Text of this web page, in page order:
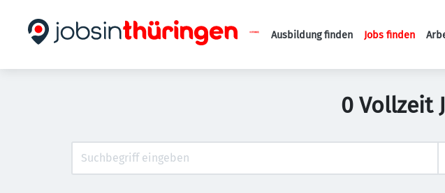
Ausbildung finden Jobs finden
0 Vollzeit